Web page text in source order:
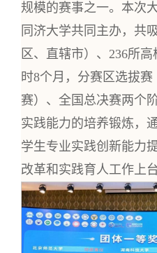
规模的赛事之一。本次
同济大学共同主办，共
区、直辖市）、236所
时8个月，分赛区选拔
赛）、全国总决赛两个
实践能力的培养锻炼，
学生专业实践创新能力
改革和实践育人工作上台